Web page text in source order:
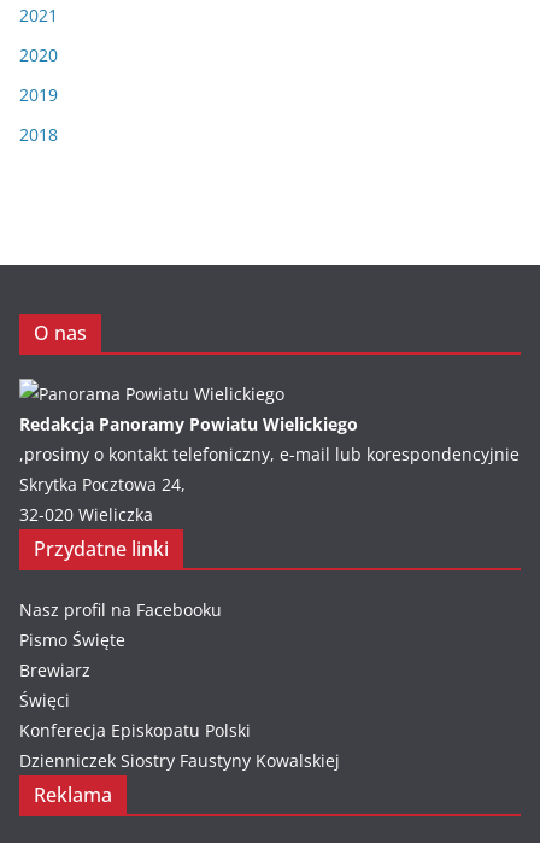
2021
2020
2019
2018
O nas
Redakcja Panoramy Powiatu Wielickiego
,prosimy o kontakt telefoniczny, e-mail lub korespondencyjnie
Skrytka Pocztowa 24,
32-020 Wieliczka
Przydatne linki
Nasz profil na Facebooku
Pismo Święte
Brewiarz
Święci
Konferecja Episkopatu Polski
Dzienniczek Siostry Faustyny Kowalskiej
Reklama